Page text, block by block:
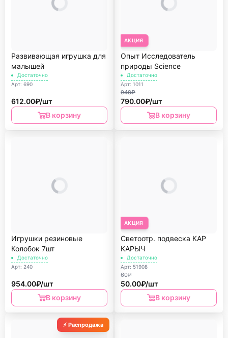
Развивающая игрушка для
малышей
Достаточно
Арт: 690
612.00₽/шт
В корзину
АКЦИЯ
Опыт Исследователь
природы Science
Достаточно
Арт: 1011
948₽
790.00₽/шт
В корзину
Игрушки резиновые
Колобок 7шт
Достаточно
Арт: 240
954.00₽/шт
В корзину
АКЦИЯ
Светоотр. подвеска КАР
КАРЫЧ
Достаточно
Арт: 51908
60₽
50.00₽/шт
В корзину
⚡ Распродажа